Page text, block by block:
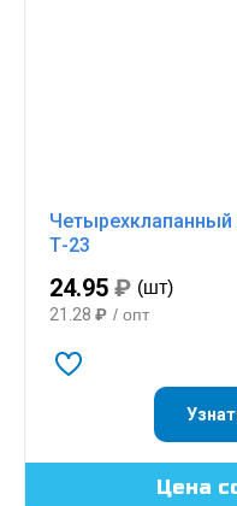
Т-23
24.95 ₽ (шт)
21.28 ₽ / опт
Цена